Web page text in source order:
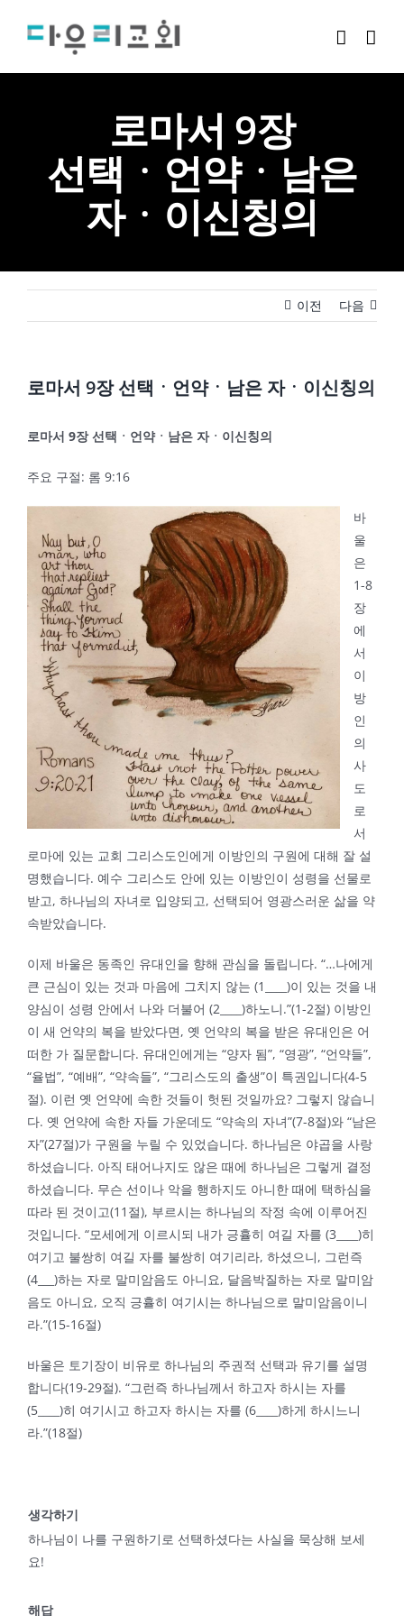
로마서 9장
선택ㆍ언약ㆍ남은
자ㆍ이신칭의
이전 다음
로마서 9장 선택ㆍ언약ㆍ남은 자ㆍ이신칭의
로마서 9장 선택 ㆍ 언약ㆍ 남은 자ㆍ 이신칭의
주요 구절: 롬 9:16
바
울
은
1-8
장
에
서
이
방
인
의
사
도
로
서
로마에 있는 교회 그리스도인에게 이방인의 구원에 대해 잘 설
명했습니다. 예수 그리스도 안에 있는 이방인이 성령을 선물로
받고, 하나님의 자녀로 입양되고, 선택되어 영광스러운 삶을 약
속받았습니다.
이제 바울은 동족인 유대인을 향해 관심을 돌립니다. “…나에게
큰 근심이 있는 것과 마음에 그치지 않는 (1____)이 있는 것을 내
양심이 성령 안에서 나와 더불어 (2____)하노니.”(1-2절) 이방인
이 새 언약의 복을 받았다면, 옛 언약의 복을 받은 유대인은 어
떠한 가 질문합니다. 유대인에게는 “양자 됨”, “영광”, “언약들”,
“율법”, “예배”, “약속들”, “그리스도의 출생”이 특권입니다(4-5
절). 이런 옛 언약에 속한 것들이 헛된 것일까요? 그렇지 않습니
다. 옛 언약에 속한 자들 가운데도 “약속의 자녀”(7-8절)와 “남은
자”(27절)가 구원을 누릴 수 있었습니다. 하나님은 야곱을 사랑
하셨습니다. 아직 태어나지도 않은 때에 하나님은 그렇게 결정
하셨습니다. 무슨 선이나 악을 행하지도 아니한 때에 택하심을
따라 된 것이고(11절), 부르시는 하나님의 작정 속에 이루어진
것입니다. “모세에게 이르시되 내가 긍휼히 여길 자를 (3____)히
여기고 불쌍히 여길 자를 불쌍히 여기리라, 하셨으니, 그런즉
(4___)하는 자로 말미암음도 아니요, 달음박질하는 자로 말미암
음도 아니요, 오직 긍휼히 여기시는 하나님으로 말미암음이니
라.”(15-16절)
바울은 토기장이 비유로 하나님의 주권적 선택과 유기를 설명
합니다(19-29절). “그런즉 하나님께서 하고자 하시는 자를
(5____)히 여기시고 하고자 하시는 자를 (6____)하게 하시느니
라.”(18절)
생각하기
하나님이 나를 구원하기로 선택하셨다는 사실을 묵상해 보세
요!
해답